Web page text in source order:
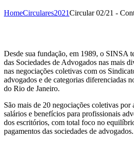
HomeCirculares2021Circular 02/21 -
Desde sua fundação, em 1989, o SINSA
das Sociedades de Advogados nas mais
nas negociações coletivas com os
advogados e de categorias diferenciadas
do Rio de Janeiro.
São mais de 20 negociações coletivas por
salários e benefícios para profissionais
dos escritórios, com total foco no
pagamentos das sociedades de advogados.